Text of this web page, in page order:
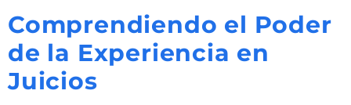
Comprendiendo el Poder
de la Experiencia en
Juicios